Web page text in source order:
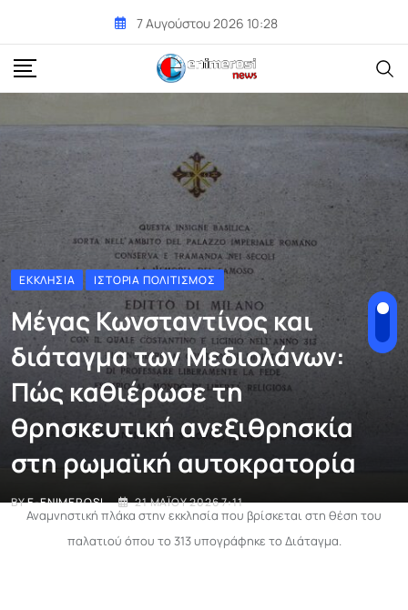
content
7 Αυγούστου 2026 10:28
ΕΚΚΛΗΣΊΑ ΙΣΤΟΡΊΑ ΠΟΛΙΤΙΣΜΌΣ
Μέγας Κωνσταντίνος και
διάταγμα των Μεδιολάνων:
Πώς καθιέρωσε τη
θρησκευτική ανεξιθρησκία
στη ρωμαϊκή αυτοκρατορία
BYE-ENIMEROSI 21 ΜΑΪ́ΟΥ 2026 7:11
Αναμνηστική πλάκα στην εκκλησία που βρίσκεται στη θέση του
παλατιού όπου το 313 υπογράφηκε το Διάταγμα.